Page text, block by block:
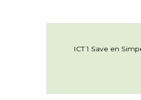
ICT 1 Save en